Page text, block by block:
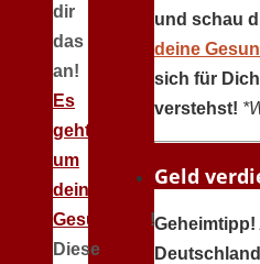
dir
das
an!
Es
geht
um
deine
Gesundheit !
Diese
und schau
deine
sich für
verstehst!
Geld